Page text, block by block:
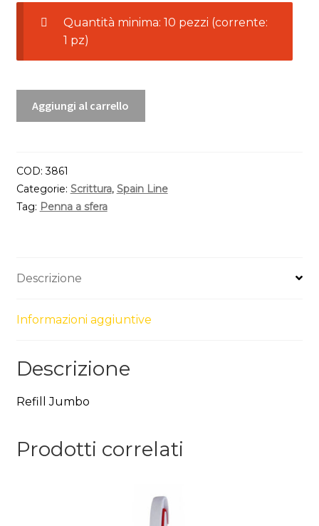
Sfera
Horten
Quantità minima: 10 pezzi (corrente:
1 pz)
Aggiungi al carrello
COD:3861
Categorie: Scrittura, Spain Line
Tag: Penna a sfera
Descrizione
Informazioni aggiuntive
Descrizione
Refill Jumbo
Prodotti correlati